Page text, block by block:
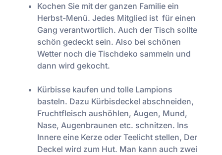
Kochen Sie mit der ganzen Familie ein
Herbst-Menü. Jedes Mitglied ist für einen
Gang verantwortlich. Auch der Tisch sollte
schön gedeckt sein. Also bei schönen
Wetter noch die Tischdeko sammeln und
dann wird gekocht.
Kürbisse kaufen und tolle Lampions
basteln. Dazu Kürbisdeckel abschneiden,
Fruchtfleisch aushöhlen, Augen, Mund,
Nase, Augenbraunen etc. schnitzen. Ins
Innere eine Kerze oder Teelicht stellen, Der
Deckel wird zum Hut. Man kann auch zwei